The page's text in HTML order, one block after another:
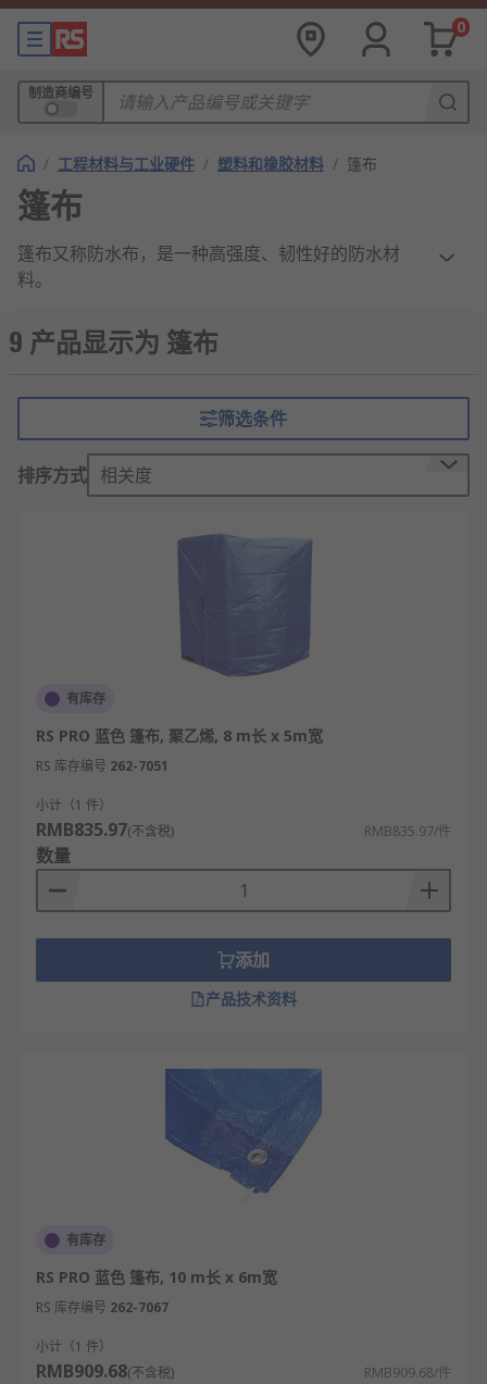
0
制造商编号
/ 工程材料与工业硬件 / 塑料和橡胶材料 / 篷布
篷布
篷布又称防水布，是一种高强度、韧性好的防水材
料。
篷布的特点和优势
柔软度好
防水防霉
露营
仓库
RS 欧时 为您提供了不同品牌的篷布，如
Cottam 、Hanmere Polythene
型号的产品供您挑选，从而满足不同的应用场景需
求。
9 产品显示为 篷布
筛选条件
排序方式 相关度
有库存
RS PRO 蓝色 篷布, 聚乙烯, 8 m长 x 5m宽
RS 库存编号 262-7051
小计（1 件）
RMB835.97(不含税) RMB835.97/件
数量
添加
产品技术资料
有库存
RS PRO 蓝色 篷布, 10 m长 x 6m宽
RS 库存编号 262-7067
小计（1 件）
RMB909.68(不含税) RMB909.68/件